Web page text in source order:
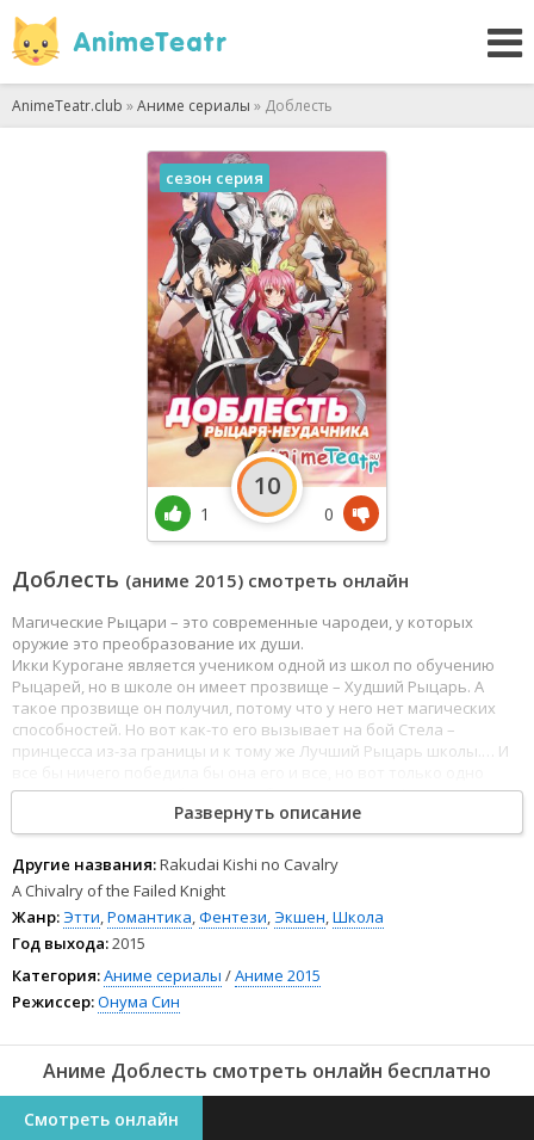
AnimeTeatr.club »Аниме сериалы » Доблесть
Доблесть (аниме 2015) смотреть онлайн
Магические Рыцари – это современные чародеи, у которых
оружие это преобразование их души.
Икки Курогане является учеником одной из школ по обучению
Рыцарей, но в школе он имеет прозвище – Худший Рыцарь. А
такое прозвище он получил, потому что у него нет магических
способностей. Но вот как-то его вызывает на бой Стела –
принцесса из-за границы и к тому же Лучший Рыцарь школы.… И
условие: проигравший станет рабом на всю жизнь!
----
В Японии существуют школы, где обучают рыцарей
преобразовывать свои души в оружие.Все бы ничего, но у
нашего ГГ напрочь отсутствуют какие-либо способности и за это
его в школе кличут Рыцарем Неудачником. И вот однажды его
вызывают на дуэль сама принцесса Вермилиона, которая
считается Первым рыцарем школы. И что же будет делать наш
герой дальше?!
© Anakin
Развернуть описание
Другие названия:Rakudai Kishi no Cavalry
A Chivalry of the Failed Knight
Жанр:Этти,Романтика,Фентези,Экшен,Школа
Год выхода:2015
Категория:Аниме сериалы /Аниме 2015
Режиссер:Онума Син
сезон серия
1
10
0
Аниме Доблесть смотреть онлайн бесплатно
Смотреть онлайн